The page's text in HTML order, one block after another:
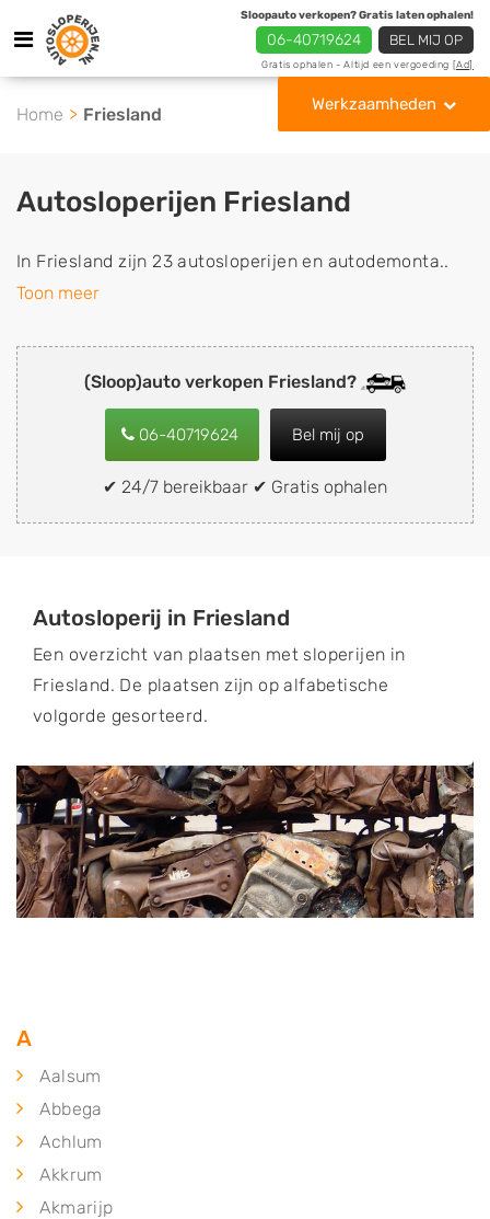
Sloopauto verkopen? Gratis laten ophalen!
06-40719624 BEL MIJ OP
Gratis ophalen - Altijd een vergoeding [Ad]
Werkzaamheden
Home Friesland
(Sloop)auto verkopen Friesland?
06-40719624 Bel mij op
✔ 24/7 bereikbaar ✔ Gratis ophalen
Autosloperijen Friesland
In Friesland zijn 23 autosloperijen en autodemonta..
Toon meer
Autosloperij in Friesland
Een overzicht van plaatsen met sloperijen in
Friesland. De plaatsen zijn op alfabetische
volgorde gesorteerd.
A
Aalsum
Abbega
Achlum
Akkrum
Akmarijp